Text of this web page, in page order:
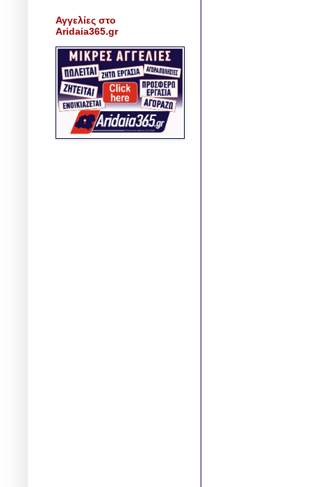
Αγγελίες στο
Aridaia365.gr